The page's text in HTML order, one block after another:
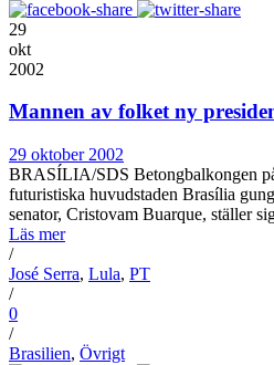
29
okt
2002
Mannen av folket ny
29 oktober 2002
BRASÍLIA/SDS Betongbalkongen
futuristiska huvudstaden Brasília
senator, Cristovam Buarque, ställer
Läs mer
/
José Serra, Lula, PT
/
0
/
Brasilien, Övrigt